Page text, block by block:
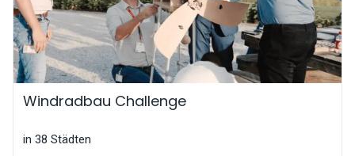
Windradbau Challenge
in 38 Städten